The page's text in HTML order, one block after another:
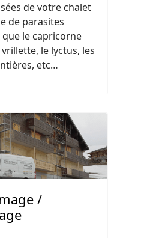
de votre chalet
de parasites
le capricorne
le lyctus, les
etc…
/